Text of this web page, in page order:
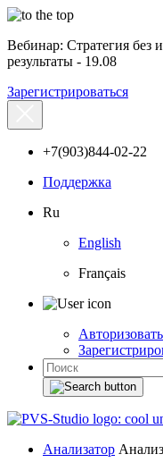
Вебинар: Стратегия без
результаты - 19.08
Зарегистрироваться
+7(903)844-02-22
Поддержка
Ru
English
Français
Анализатор